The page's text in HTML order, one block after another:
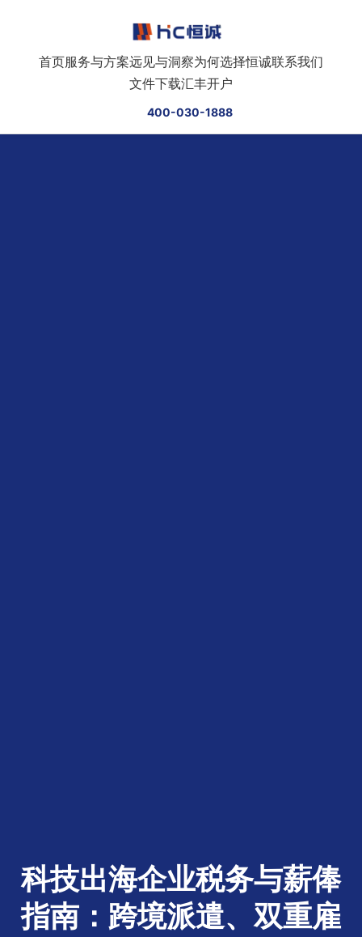
首页服务与方案远见与洞察为何选择恒诚联系我们
文件下载汇丰开户
400-030-1888
科技出海企业税务与薪俸
指南：跨境派遣、双重雇